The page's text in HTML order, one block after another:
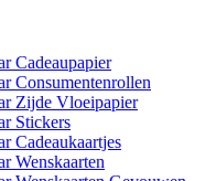
Cadeaupapier
Consumentenrollen
Zijde Vloeipapier
Stickers
Cadeaukaartjes
Wenskaarten